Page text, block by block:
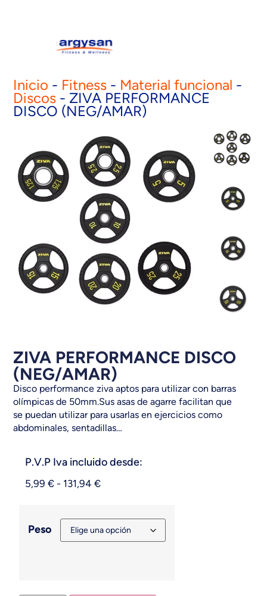
ZIVA PERFORMANCE DISCO
(NEG/AMAR)
Disco performance ziva aptos para utilizar con barras
olímpicas de 50mm.Sus asas de agarre facilitan que
se puedan utilizar para usarlas en ejercicios como
abdominales, sentadillas…
P.V.P Iva incluido desde:
5,99€ - 131,94€
Peso
Inicio - Fitness - Material funcional -
Discos - ZIVA PERFORMANCE
DISCO (NEG/AMAR)